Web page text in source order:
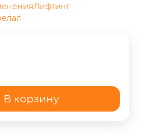
Лифтинг
В корзину